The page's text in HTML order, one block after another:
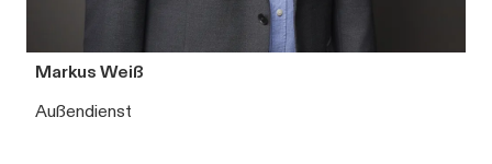
Markus Weiß
Außendienst